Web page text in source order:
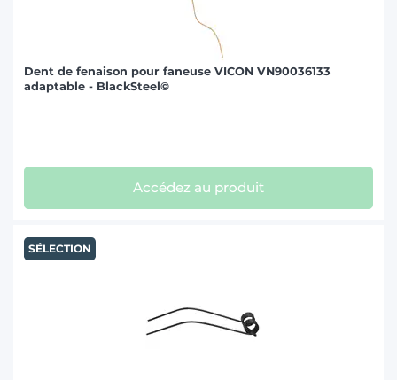
Dent de fenaison pour faneuse VICON VN90036133
adaptable - BlackSteel©
Accédez au produit
SÉLECTION